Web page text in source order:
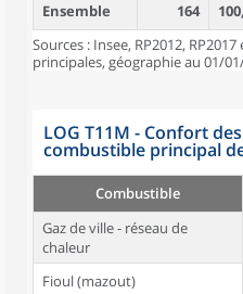
Ensemble 164
Sources : Insee, RP2012,
principales, géographie au 01/
LOG T11M - Confort
combustible principal
Combustible
Gaz de ville - réseau de
chaleur
Fioul (mazout)